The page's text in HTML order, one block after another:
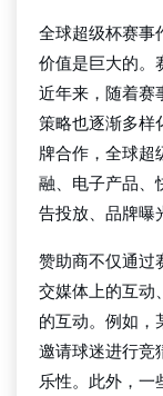
全球超级杯赛事
价值是巨大的。
近年来，随着赛
策略也逐渐多样
牌合作，全球超
融、电子产品、
告投放、品牌曝
赞助商不仅通过
交媒体上的互动
的互动。例如，
邀请球迷进行竞
乐性。此外，一